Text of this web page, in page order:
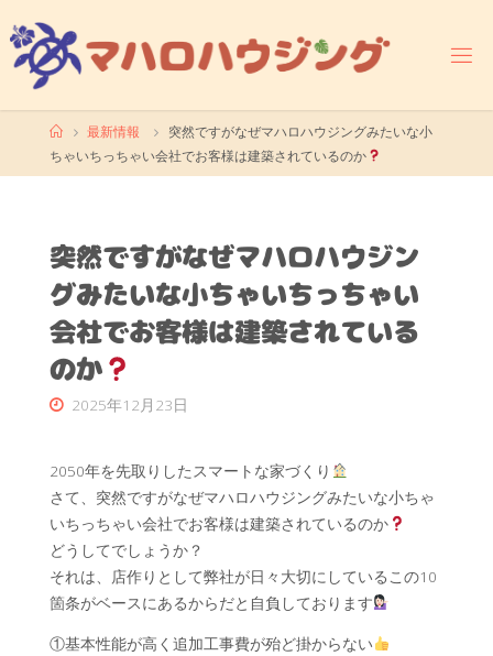
ン
テ
ホ
ー
ム
最新情報
突然ですがなぜマハロハウジングみたいな小
ちゃいちっちゃい会社でお客様は建築されているのか
突然ですがなぜマハロハウジン
グみたいな小ちゃいちっちゃい
会社でお客様は建築されている
のか
2025年12月23日
2050年を先取りしたスマートな家づくり
さて、突然ですがなぜマハロハウジングみたいな小ちゃ
いちっちゃい会社でお客様は建築されているのか
どうしてでしょうか？
それは、店作りとして弊社が日々大切にしているこの10
箇条がベースにあるからだと自負しております
①基本性能が高く追加工事費が殆ど掛からない